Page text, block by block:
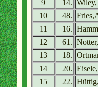
9
14.
10
48.
11
16.
12
61.
13
18.
14
20.
15
22.